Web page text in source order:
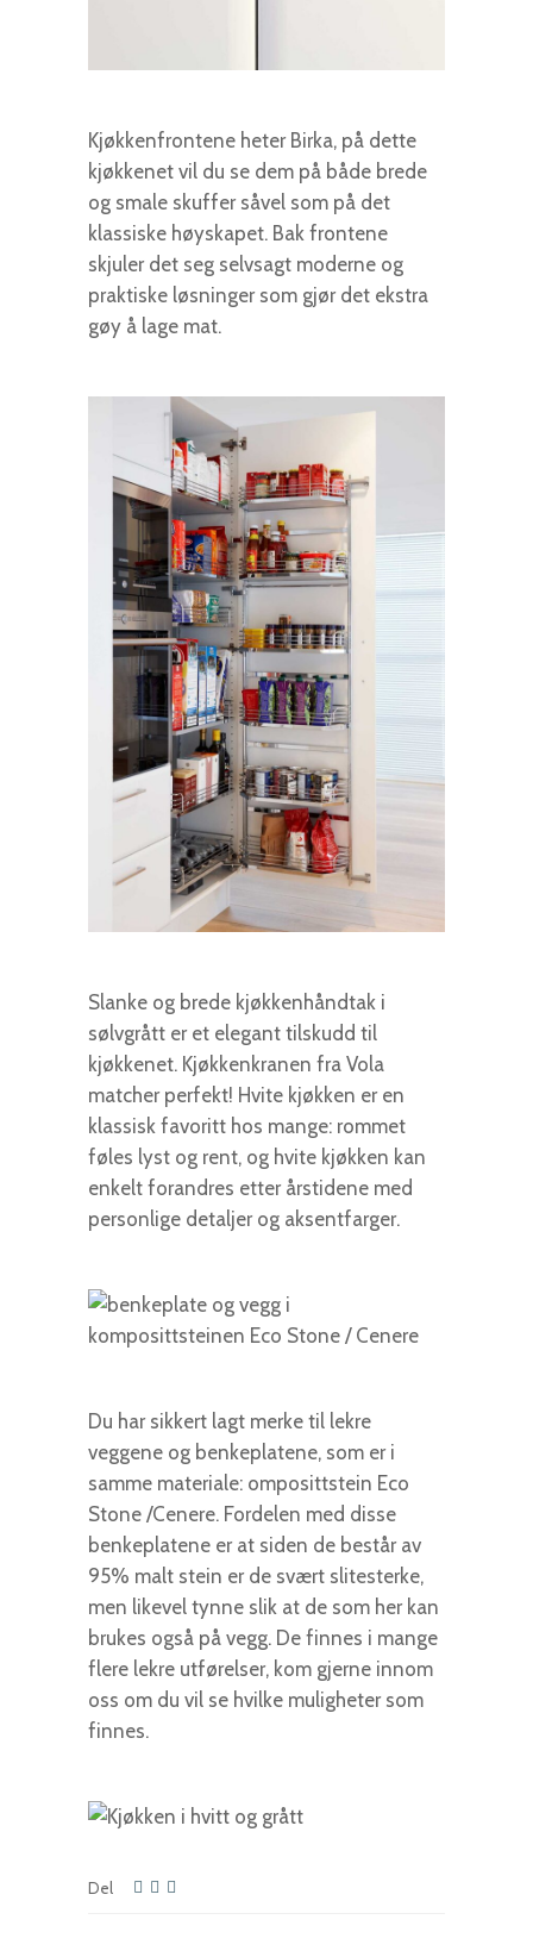
Kjøkkenfrontene heter Birka, på dette
kjøkkenet vil du se dem på både brede
og smale skuffer såvel som på det
klassiske høyskapet. Bak frontene
skjuler det seg selvsagt moderne og
praktiske løsninger som gjør det ekstra
gøy å lage mat.
Slanke og brede kjøkkenhåndtak i
sølvgrått er et elegant tilskudd til
kjøkkenet. Kjøkkenkranen fra Vola
matcher perfekt! Hvite kjøkken er en
klassisk favoritt hos mange: rommet
føles lyst og rent, og hvite kjøkken kan
enkelt forandres etter årstidene med
personlige detaljer og aksentfarger.
Du har sikkert lagt merke til lekre
veggene og benkeplatene, som er i
samme materiale: omposittstein Eco
Stone /Cenere. Fordelen med disse
benkeplatene er at siden de består av
95% malt stein er de svært slitesterke,
men likevel tynne slik at de som her kan
brukes også på vegg. De finnes i mange
flere lekre utførelser, kom gjerne innom
oss om du vil se hvilke muligheter som
finnes.
Del